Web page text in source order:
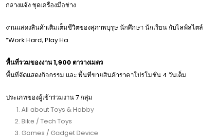
กลางแจ้ง ชุดเครื่องมือช่าง
งานแสดงสินค้าเติมเต็มชีวิตของสุภาพบุรุษ นักศึกษา นักเรียน กับไลฟ์สไตล์
“Work Hard, Play Ha
พื้นที่รวมของงาน 1,900 ตารางเมตร
พื้นที่จัดแสดงกิจกรรม และ พื้นที่ขายสินค้าราคาโปรโมชั่น 4 วันเต็ม
ประเภทของผู้เข้าร่วมงาน 7 กลุ่ม
All about Toys & Hobby
Bike / Tech Toys
Games / Gadget Device